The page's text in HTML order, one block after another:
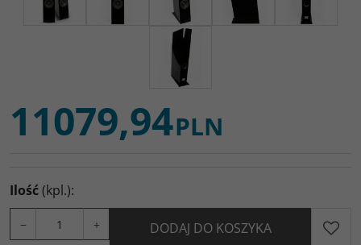
11079,94PLN
Ilość(kpl.):
− + DODAJ DO KOSZYKA